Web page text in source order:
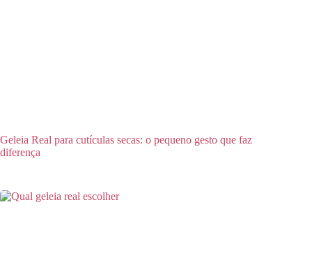
Geleia Real para cutículas secas: o pequeno gesto que faz
diferença